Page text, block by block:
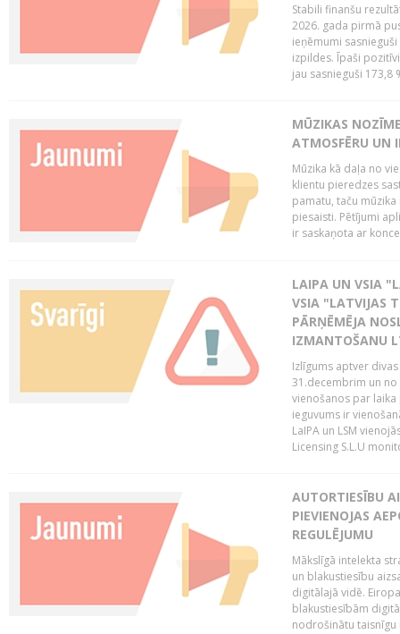
Stabili finanšu
2026. gada pirmā
ieņēmumi
izpildes. Īpaši
jau sasnieguši 173,8
MŪZIKAS
ATMOSFĒRU UN
Mūzika kā daļa no
klientu pieredzes
pamatu, taču
piesaisti. Pētījumi
ir saskaņota ar
LAIPA UN VSIA
VSIA "LATVIJAS
PĀRŅĒMĒJA
IZMANTOŠANU
Izlīgums aptver
31.decembrim un no
vienošanos par
ieguvums ir
LaIPA un LSM
Licensing S.L.U
AUTORTIESĪBU
PIEVIENOJAS
REGULĒJUMU
Mākslīgā intelekta
un blakustiesību
digitālajā vidē.
blakustiesībām
nodrošinātu taisnīgu